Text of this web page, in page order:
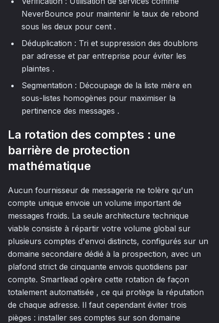
NeverBounce pour maintenir le taux de rebond
sous les deux pour cent .
Déduplication : Tri et suppression des doublons
par adresse et par entreprise pour éviter les
plaintes .
Segmentation : Découpage de la liste mère en
sous-listes homogènes pour maximiser la
pertinence des messages .
La rotation des comptes : une
barrière de protection
mathématique
Aucun fournisseur de messagerie ne tolère qu'un
compte unique envoie un volume important de
messages froids. La seule architecture technique
viable consiste à répartir votre volume global sur
plusieurs comptes d'envoi distincts, configurés sur un
domaine secondaire dédié à la prospection, avec un
plafond strict de cinquante envois quotidiens par
compte. Smartlead opère cette rotation de façon
totalement automatisée , ce qui protège la réputation
de chaque adresse. Il faut cependant éviter trois
pièges : installer ses comptes sur son domaine